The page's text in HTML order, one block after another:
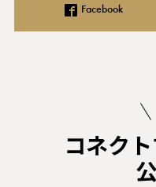
Facebook
コネク